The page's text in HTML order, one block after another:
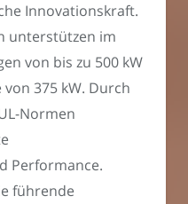
Innovationskraft.
unterstützen im
von bis zu 500 kW
375 kW. Durch
Normen
Performance.
führende